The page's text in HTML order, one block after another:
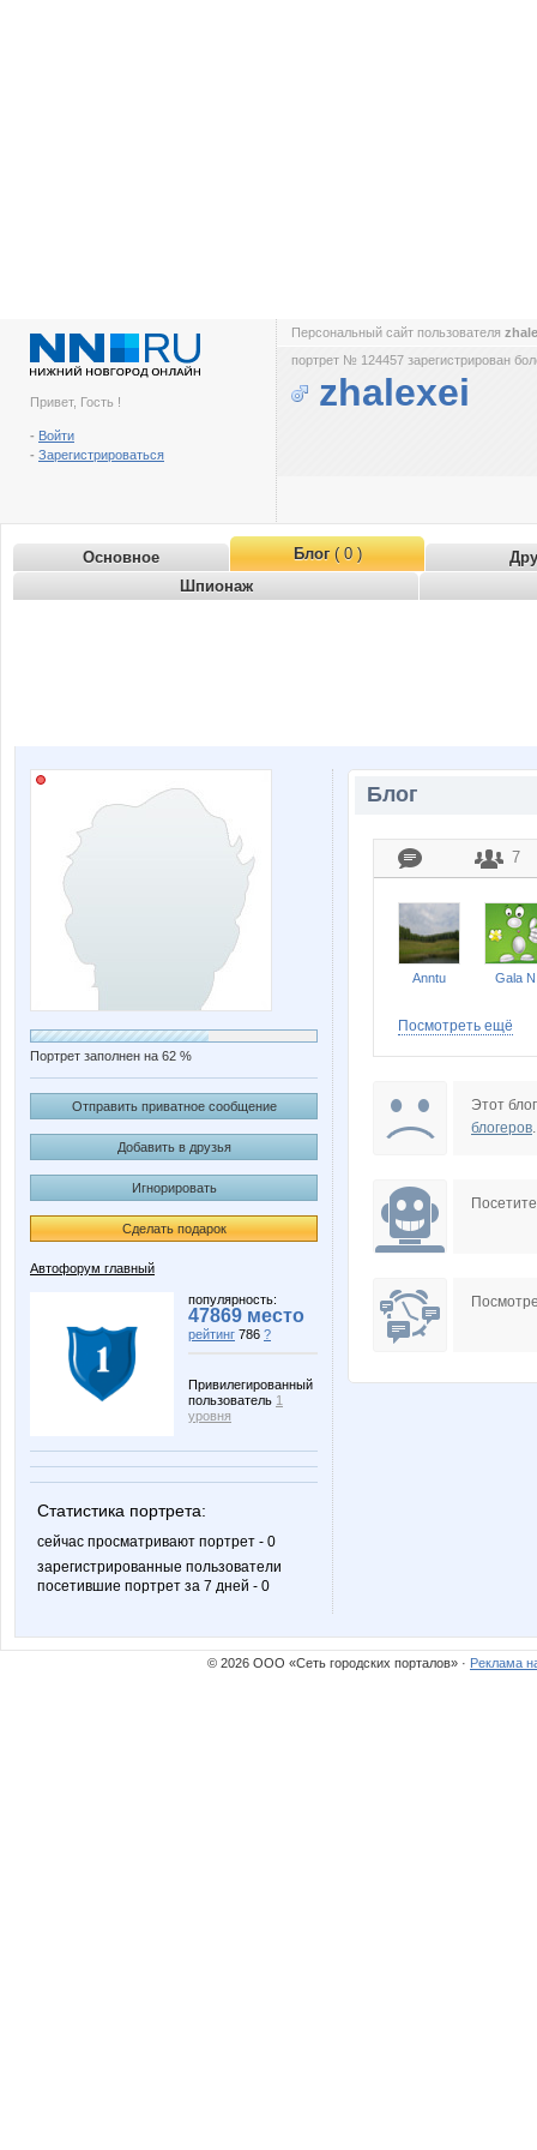
Привет, Гость !
- Войти
- Зарегистрироваться
Персональный сайт пользователя
портрет № 124457 зарегистрирован
zhalexei
Основное Блог( 0 )
Шпионаж
Портрет заполнен на 62 %
Отправить приватное сообщение
Добавить в друзья
Игнорировать
Сделать подарок
Автофорум главный
популярность:
47869 место
рейтинг 786 ?
Привилегированный
пользователь 1
уровня
Статистика портрета:
сейчас просматривают портрет - 0
зарегистрированные пользователи
посетившие портрет за 7 дней - 0
Блог
7
Anntu Gala N
Посмотреть ещё
Этот
блогеров.
© 2026 ООО «Сеть городских порталов» · Реклама